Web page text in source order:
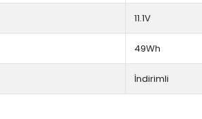
11.1V
49Wh
İndirimli